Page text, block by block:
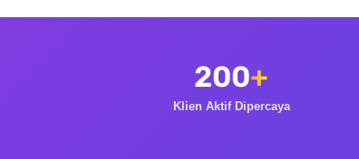
200+
Klien Aktif Dipercaya